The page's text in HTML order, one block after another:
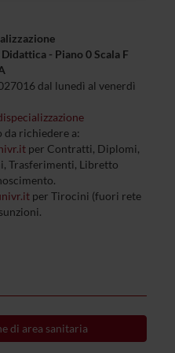
- Piano 0 Scala F
dal lunedì al venerdì
da richiedere a:
per Contratti, Diplomi,
Trasferimenti, Libretto
per Tirocini (fuori rete
di area sanitaria